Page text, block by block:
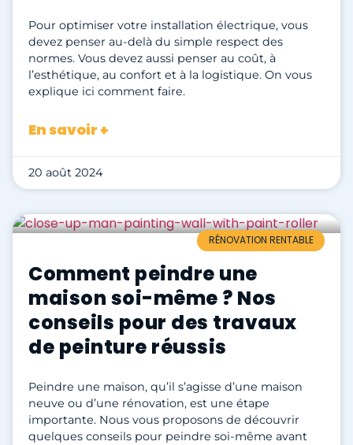
Pour optimiser votre installation électrique, vous
devez penser au-delà du simple respect des
normes. Vous devez aussi penser au coût, à
l’esthétique, au confort et à la logistique. On vous
explique ici comment faire.
En savoir +
20 août 2024
RÉNOVATION RENTABLE
Comment peindre une
maison soi-même ? Nos
conseils pour des travaux
de peinture réussis
Peindre une maison, qu’il s’agisse d’une maison
neuve ou d’une rénovation, est une étape
importante. Nous vous proposons de découvrir
quelques conseils pour peindre soi-même avant